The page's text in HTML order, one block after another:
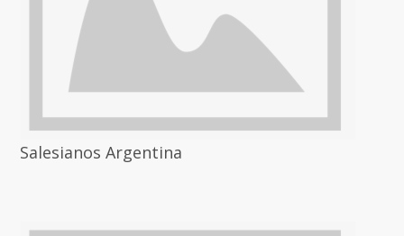
Salesianos Argentina